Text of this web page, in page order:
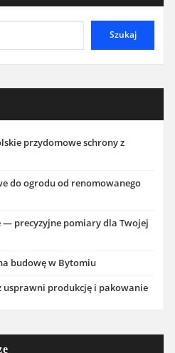
Szukaj
przydomowe schrony z
do ogrodu od renomowanego
— precyzyjne pomiary dla Twojej
budowę w Bytomiu
usprawni produkcję i pakowanie